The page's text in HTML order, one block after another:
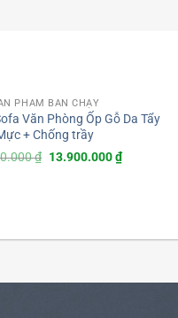
PHẨM BÁN CHẠY
Văn Phòng Ốp Gỗ Da Tẩy
+ Chống trầy
₫ Giá
13.900.000₫Giá
hiện